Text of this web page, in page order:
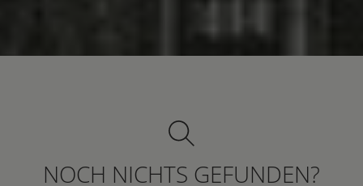
NOCH NICHTS GEFUNDEN?